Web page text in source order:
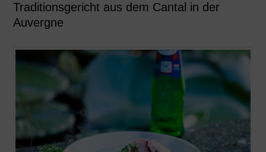
Traditionsgericht aus dem Cantal in der
Auvergne